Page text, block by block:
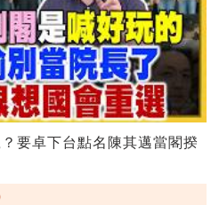
要卓下台點名陳其邁當閣揆